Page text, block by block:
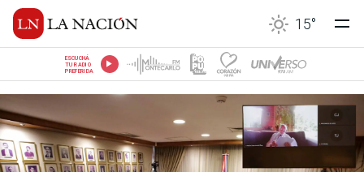
15°
ESCUCHÁ
TU RADIO
PREFERIDA